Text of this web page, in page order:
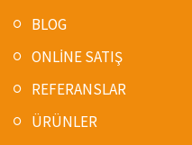
BLOG
ONLİNE SATIŞ
REFERANSLAR
ÜRÜNLER